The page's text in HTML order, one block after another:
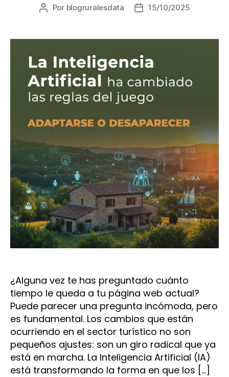
Autor
entrada
Por blogruralesdata
Fecha
entrada
15/10/2025
¿Alguna vez te has preguntado cuánto
tiempo le queda a tu página web actual?
Puede parecer una pregunta incómoda, pero
es fundamental. Los cambios que están
ocurriendo en el sector turístico no son
pequeños ajustes: son un giro radical que ya
está en marcha. La Inteligencia Artificial (IA)
está transformando la forma en que los […]